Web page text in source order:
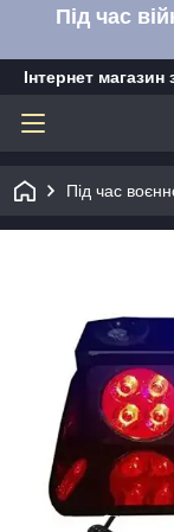
Під час
Інтернет
Під час